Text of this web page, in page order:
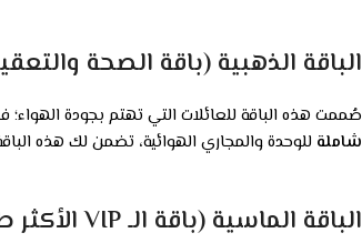
الباقة الذهبية (باقة الصحة
صُممت هذه الباقة للعائلات التي تهتم بجودة
شاملة للوحدة والمجاري الهوائية، تضمن لك هذه
الباقة الماسية (باقة الـ VIP الأكثر طلباً)